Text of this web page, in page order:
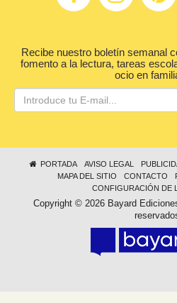
Recibe nuestro boletín semanal
fomento a la lectura, tareas
ocio en
PORTADA AVISO LEGAL
MAPA DEL SITIO
CONTACTO
CONFIGURACIÓN DE
Copyright © 2026 Bayard